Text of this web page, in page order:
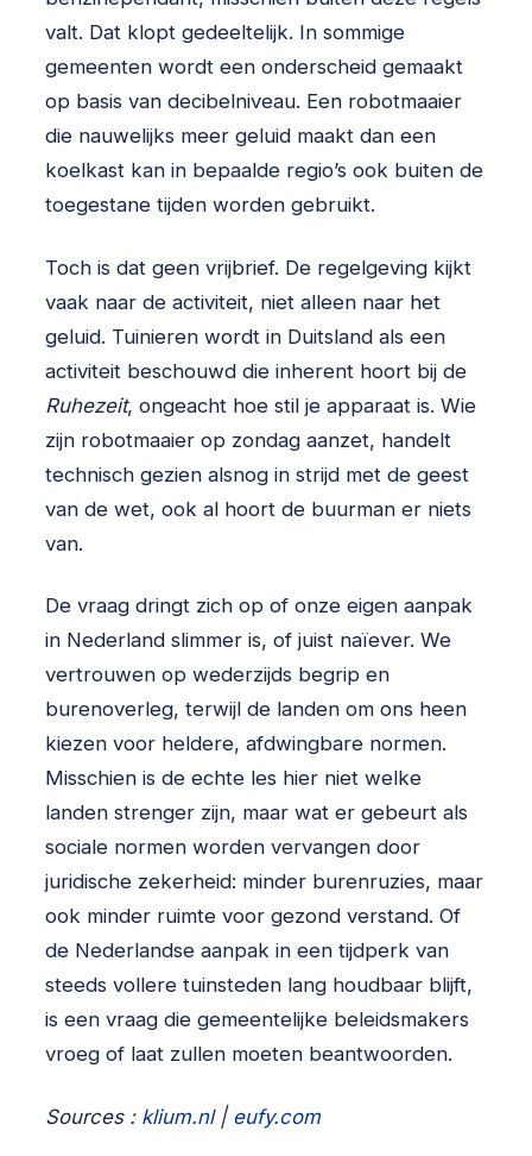
valt. Dat klopt gedeeltelijk. In sommige
gemeenten wordt een onderscheid gemaakt
op basis van decibelniveau. Een robotmaaier
die nauwelijks meer geluid maakt dan een
koelkast kan in bepaalde regio’s ook buiten de
toegestane tijden worden gebruikt.
Toch is dat geen vrijbrief. De regelgeving kijkt
vaak naar de activiteit, niet alleen naar het
geluid. Tuinieren wordt in Duitsland als een
activiteit beschouwd die inherent hoort bij de
Ruhezeit, ongeacht hoe stil je apparaat is. Wie
zijn robotmaaier op zondag aanzet, handelt
technisch gezien alsnog in strijd met de geest
van de wet, ook al hoort de buurman er niets
van.
De vraag dringt zich op of onze eigen aanpak
in Nederland slimmer is, of juist naïever. We
vertrouwen op wederzijds begrip en
burenoverleg, terwijl de landen om ons heen
kiezen voor heldere, afdwingbare normen.
Misschien is de echte les hier niet welke
landen strenger zijn, maar wat er gebeurt als
sociale normen worden vervangen door
juridische zekerheid: minder burenruzies, maar
ook minder ruimte voor gezond verstand. Of
de Nederlandse aanpak in een tijdperk van
steeds vollere tuinsteden lang houdbaar blijft,
is een vraag die gemeentelijke beleidsmakers
vroeg of laat zullen moeten beantwoorden.
Sources : klium.nl| eufy.com